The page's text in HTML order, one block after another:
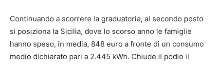
Continuando a scorrere la graduatoria, al secondo posto
si posiziona la Sicilia, dove lo scorso anno le famiglie
hanno speso, in media, 848 euro a fronte di un consumo
medio dichiarato pari a 2.445 kWh. Chiude il podio il